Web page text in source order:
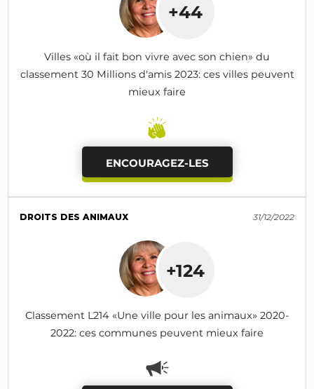
+44
Villes «où il fait bon vivre avec son chien» du
classement 30 Millions d'amis 2023: ces villes peuvent
mieux faire
ENCOURAGEZ-LES
DROITS DES ANIMAUX 31/12/2022
+124
Classement L214 «Une ville pour les animaux» 2020-
2022: ces communes peuvent mieux faire